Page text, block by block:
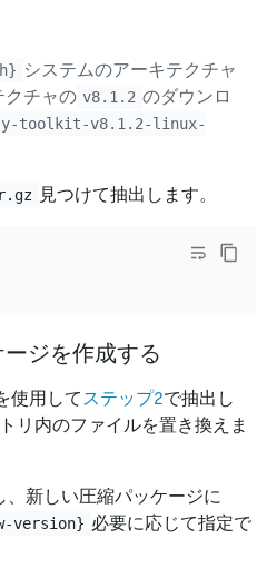
システムのアーキテクチャ
クチャの v8.1.2 のダウンロ
toolkit-v8.1.2-linux-
見つけて抽出します。
ジを作成する
使用してステップ2で抽出し
リ内のファイルを置き換えま
新しい圧縮パッケージに
version} 必要に応じて指定で